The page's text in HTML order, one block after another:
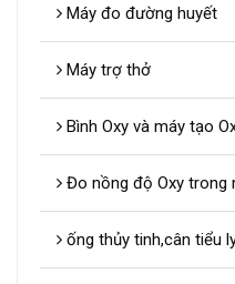
Máy đo đường huyết
Máy trợ thở
Bình Oxy và máy tạo
Đo nồng độ Oxy trong
ống thủy tinh,cân tiểu